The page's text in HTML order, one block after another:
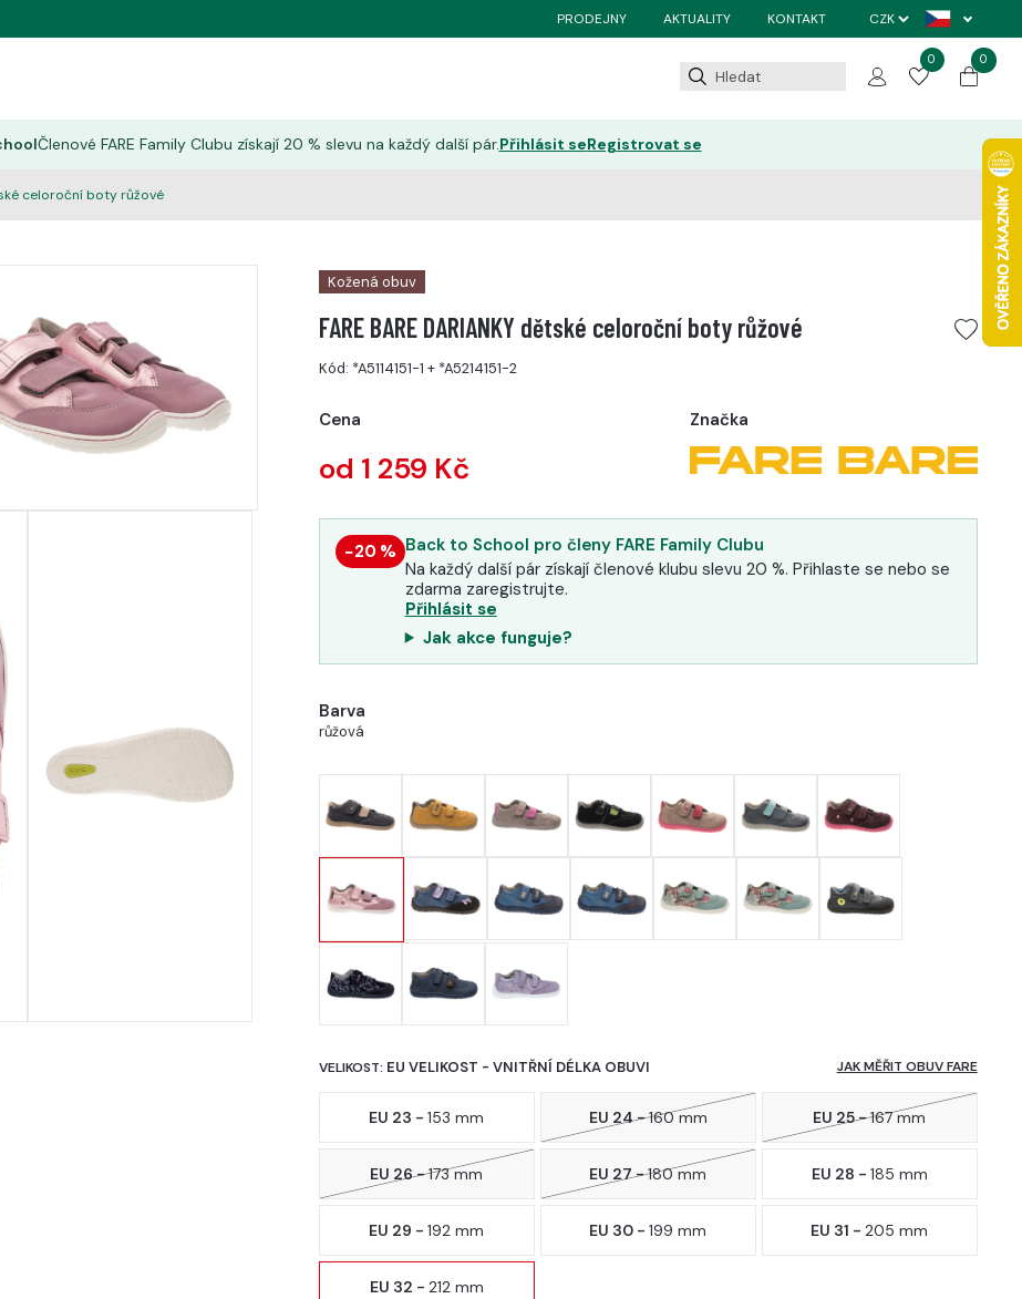
PRODEJNY AKTUALITY KONTAKT
0 0
Členové FARE Family Clubu získají 20 % slevu na každý další pár.Přihlásit seRegistrovat se
celoroční boty růžové
Kožená obuv
FARE BARE DARIANKY dětské celoroční boty růžové
Kód: *A5114151-1 + *A5214151-2
Cena
od 1 259 Kč
Značka
−20 % Back to School pro členy FARE Family Clubu
Na každý další pár získají členové klubu slevu 20 %. Přihlaste se nebo se
zdarma zaregistrujte.
Přihlásit se
Jak akce funguje?
Barva
růžová
VELIKOST: EU VELIKOST - VNITŘNÍ DÉLKA OBUVI JAK MĚŘIT OBUV FARE
EU 23 -153 mm EU 24 -160 mm EU 25 -167 mm
EU 26 -173 mm EU 27 -180 mm EU 28 - 185 mm
EU 29 -192 mm EU 30 -199 mm EU 31 -205 mm
EU 32 - 212 mm